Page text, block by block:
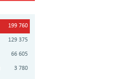
199 760
129 375
66 605
3 780